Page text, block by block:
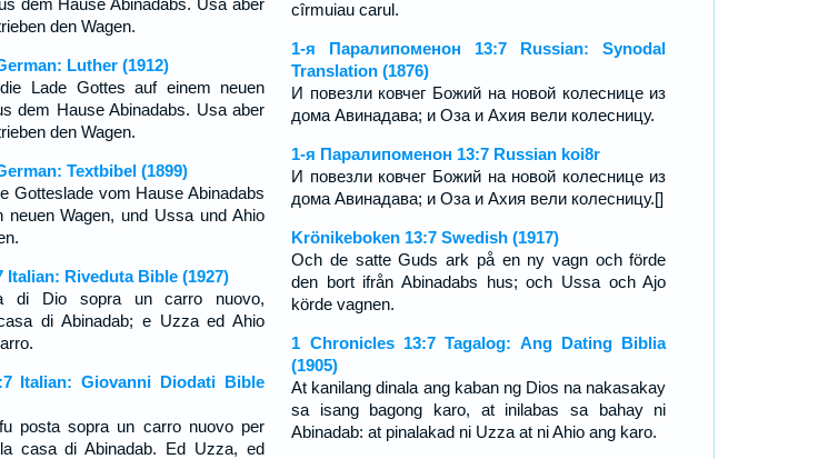
dem Hause Abinadabs. Usa aber
den Wagen.
Luther (1912)
Lade Gottes auf einem neuen
dem Hause Abinadabs. Usa aber
den Wagen.
Textbibel (1899)
Gotteslade vom Hause Abinadabs
neuen Wagen, und Ussa und Ahio
Italian: Riveduta Bible (1927)
di Dio sopra un carro nuovo,
di Abinadab; e Uzza ed Ahio
Italian: Giovanni Diodati Bible
posta sopra un carro nuovo per
casa di Abinadab. Ed Uzza, ed
cîrmuiau carul.
1-я Паралипоменон 13:7 Russian: Synodal
Translation (1876)
И повезли ковчег Божий на новой колеснице из
дома Авинадава; и Оза и Ахия вели колесницу.
1-я Паралипоменон 13:7 Russian koi8r
И повезли ковчег Божий на новой колеснице из
дома Авинадава; и Оза и Ахия вели колесницу.[]
Krönikeboken 13:7 Swedish (1917)
Och de satte Guds ark på en ny vagn och förde
den bort ifrån Abinadabs hus; och Ussa och Ajo
körde vagnen.
1 Chronicles 13:7 Tagalog: Ang Dating Biblia
(1905)
At kanilang dinala ang kaban ng Dios na nakasakay
sa isang bagong karo, at inilabas sa bahay ni
Abinadab: at pinalakad ni Uzza at ni Ahio ang karo.